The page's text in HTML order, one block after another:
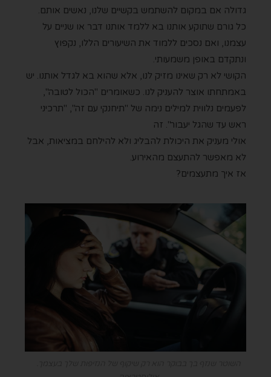
גדולה אם במקום להשתמש בקשיים שלנו, נאשים אותם.
כל גורם שתוקע אותנו בא ללמד אותנו דבר או שניים על
עצמנו, ואם נסכים ללמוד את השיעורים הללו, נקפוץ
ונתקדם באופן משמעותי.
הקושי לא רק שאינו מזיק לנו, אלא שהוא בא לגדל אותנו. יש
באמתחתו אוצר להעניק לנו. כשאומרים "הכול לטובה",
לפעמים נלווית למילים נימה של "תיחנקי עם זה", "תרכיני
ראש עד שהגל יעבור". זה
אולי מעניק את היכולת להבליג ולא להילחם במציאות, אבל
לא מאפשר להתעצם מהאירוע.
אז איך מתעצמים?